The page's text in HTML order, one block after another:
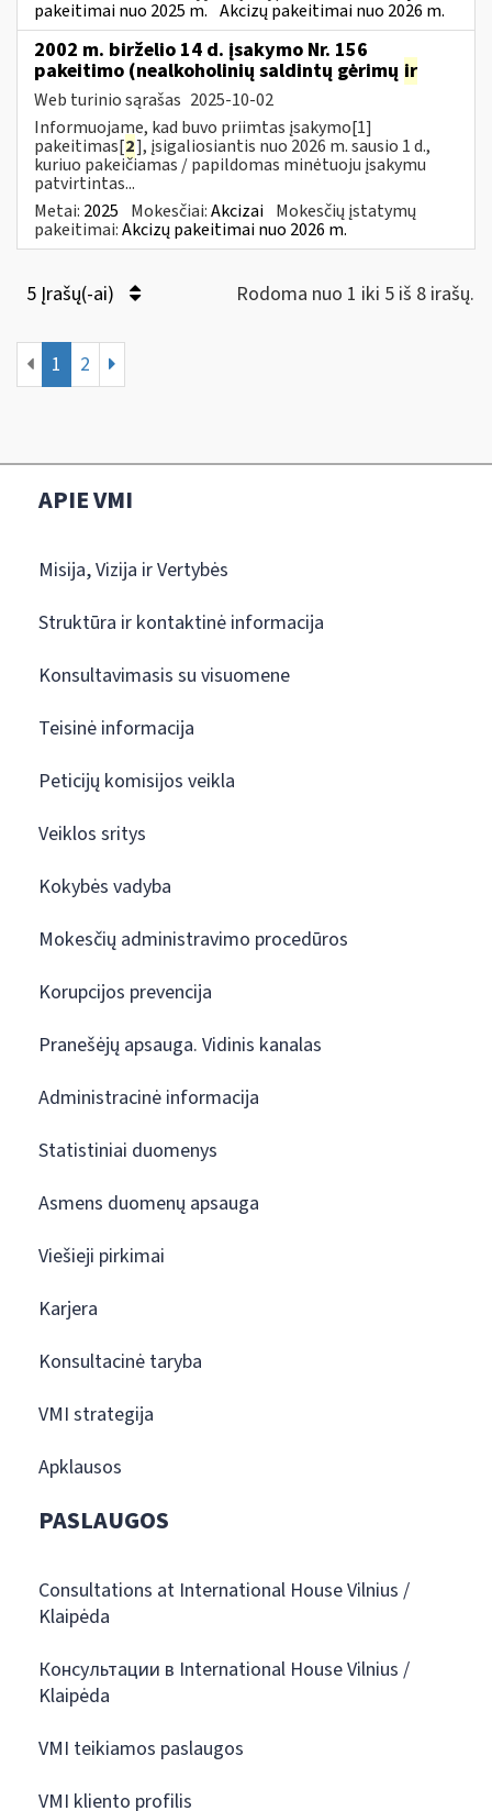
pakeitimai nuo 2025 m. Akcizų pakeitimai nuo 2026 m.
2002 m. birželio 14 d. įsakymo Nr. 156
pakeitimo (nealkoholinių saldintų gėrimų ir
Web turinio sąrašas 2025-10-02
Informuojame, kad buvo priimtas įsakymo[1]
pakeitimas[2], įsigaliosiantis nuo 2026 m. sausio 1 d.,
kuriuo pakeičiamas / papildomas minėtuoju įsakymu
patvirtintas...
Metai: 2025 Mokesčiai:Akcizai Mokesčių įstatymų
pakeitimai:Akcizų pakeitimai nuo 2026 m.
5 Įrašų(-ai) Rodoma nuo 1 iki 5 iš 8 irašų.
1 2
APIE VMI
Misija, Vizija ir Vertybės
Struktūra ir kontaktinė informacija
Konsultavimasis su visuomene
Teisinė informacija
Peticijų komisijos veikla
Veiklos sritys
Kokybės vadyba
Mokesčių administravimo procedūros
Korupcijos prevencija
Pranešėjų apsauga. Vidinis kanalas
Administracinė informacija
Statistiniai duomenys
Asmens duomenų apsauga
Viešieji pirkimai
Karjera
Konsultacinė taryba
VMI strategija
Apklausos
PASLAUGOS
Consultations at International House Vilnius /
Klaipėda
Консультации в International House Vilnius /
Klaipėda
VMI teikiamos paslaugos
VMI kliento profilis